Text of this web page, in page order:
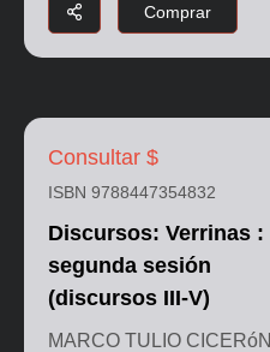
Comprar
Consultar $
ISBN 9788447354832
Discursos: Verrinas :
segunda sesión
(discursos III-V)
MARCO TULIO CICERóN